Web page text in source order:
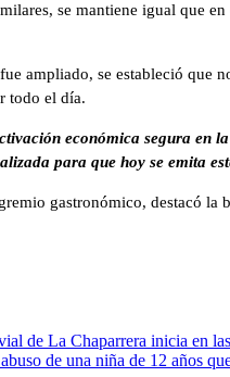
se mantiene igual que
ampliado, se estableció que
todo el día.
económica segura
para que hoy se emita
gastronómico, destacó
de La Chaparrera inicia en
de una niña de 12 años